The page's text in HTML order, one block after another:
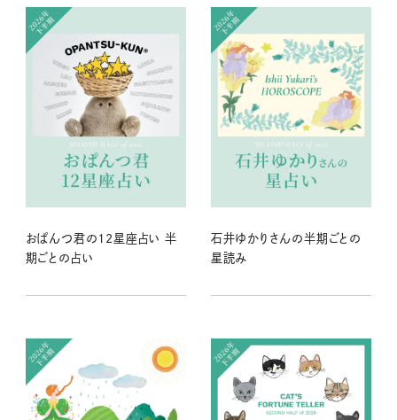
おぱんつ君の12星座占い 半
期ごとの占い
石井ゆかりさんの半期ごとの
星読み